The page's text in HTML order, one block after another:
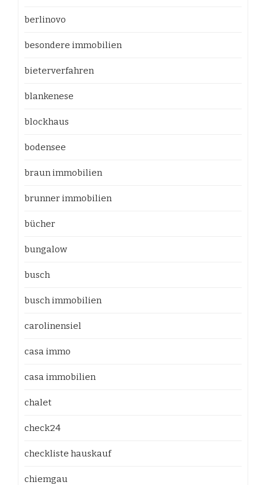
berlinovo
besondere immobilien
bieterverfahren
blankenese
blockhaus
bodensee
braun immobilien
brunner immobilien
bücher
bungalow
busch
busch immobilien
carolinensiel
casa immo
casa immobilien
chalet
check24
checkliste hauskauf
chiemgau